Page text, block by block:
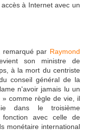
à Internet avec un
remarqué par Raymond
son ministre de
à la mort du centriste
conseil général de la
n'avoir jamais lu un
» comme règle de vie, il
dans le troisième
fonction avec celle de
monétaire international